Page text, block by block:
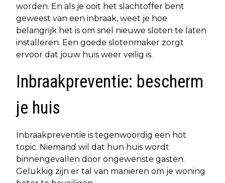
worden. En als je ooit het slachtoffer bent
geweest van een inbraak, weet je hoe
belangrijk het is om snel nieuwe sloten te laten
installeren. Een goede slotenmaker zorgt
ervoor dat jouw huis weer veilig is.
Inbraakpreventie: bescherm
je huis
Inbraakpreventie is tegenwoordig een hot
topic. Niemand wil dat hun huis wordt
binnengevallen door ongewenste gasten.
Gelukkig zijn er tal van manieren om je woning